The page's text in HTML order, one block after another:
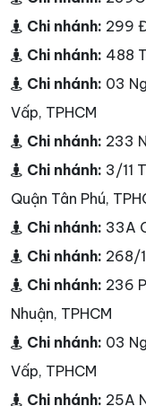
Chi nhánh: 299
Chi nhánh: 488
Chi nhánh: 03
Vấp, TPHCM
Chi nhánh: 233
Chi nhánh: 3/11
Quận Tân Phú,
Chi nhánh: 33A
Chi nhánh: 268/
Chi nhánh: 236
Nhuận, TPHCM
Chi nhánh: 03
Vấp, TPHCM
Chi nhánh: 25A